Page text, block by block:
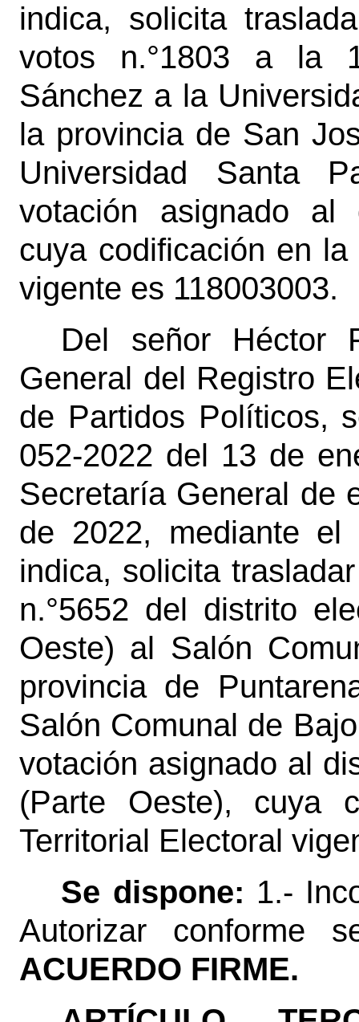
indica, solicita
votos n.°1803 a la
Sánchez a la
la provincia de San
Universidad Santa
votación asignado al
cuya codificación en
vigente es 118003003.
Del señor Héctor
General del Registro
de Partidos Políticos,
052-2022 del 13 de
Secretaría General de
de 2022, mediante
indica, solicita
n.°5652 del distrito
Oeste) al Salón
provincia de
Salón Comunal de
votación asignado al
(Parte Oeste), cuya
Territorial Electoral
Se dispone: 1.-
Autorizar conforme
ACUERDO FIRME.